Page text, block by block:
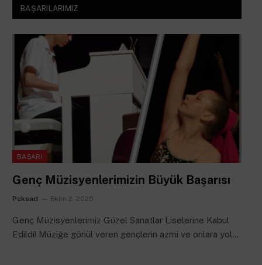
BAŞARILARIMIZ
BAŞARI
Genç Müzisyenlerimizin Büyük Başarısı
Peksad Ekim 2, 2025
Genç Müzisyenlerimiz Güzel Sanatlar Liselerine Kabul
Edildi! Müziğe gönül veren gençlerin azmi ve onlara yol…